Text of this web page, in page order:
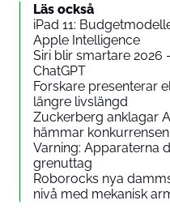
Läs också
iPad 11:
Apple Intelligence
Siri blir smartare 2026
ChatGPT
Forskare presenterar
längre livslängd
Zuckerberg anklagar
hämmar konkurrensen
Varning: Apparaterna
grenuttag
Roborocks nya
nivå med mekanisk